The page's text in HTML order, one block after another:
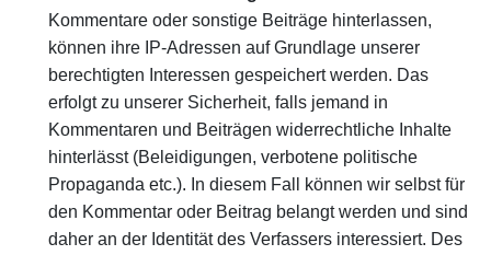
Kommentare oder sonstige Beiträge hinterlassen,
können ihre IP-Adressen auf Grundlage unserer
berechtigten Interessen gespeichert werden. Das
erfolgt zu unserer Sicherheit, falls jemand in
Kommentaren und Beiträgen widerrechtliche Inhalte
hinterlässt (Beleidigungen, verbotene politische
Propaganda etc.). In diesem Fall können wir selbst für
den Kommentar oder Beitrag belangt werden und sind
daher an der Identität des Verfassers interessiert. Des